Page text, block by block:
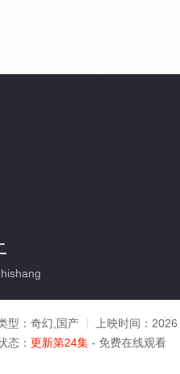
型： 奇幻,国产 上映时间： 2026
态： 更新第24集 - 免费在线观看